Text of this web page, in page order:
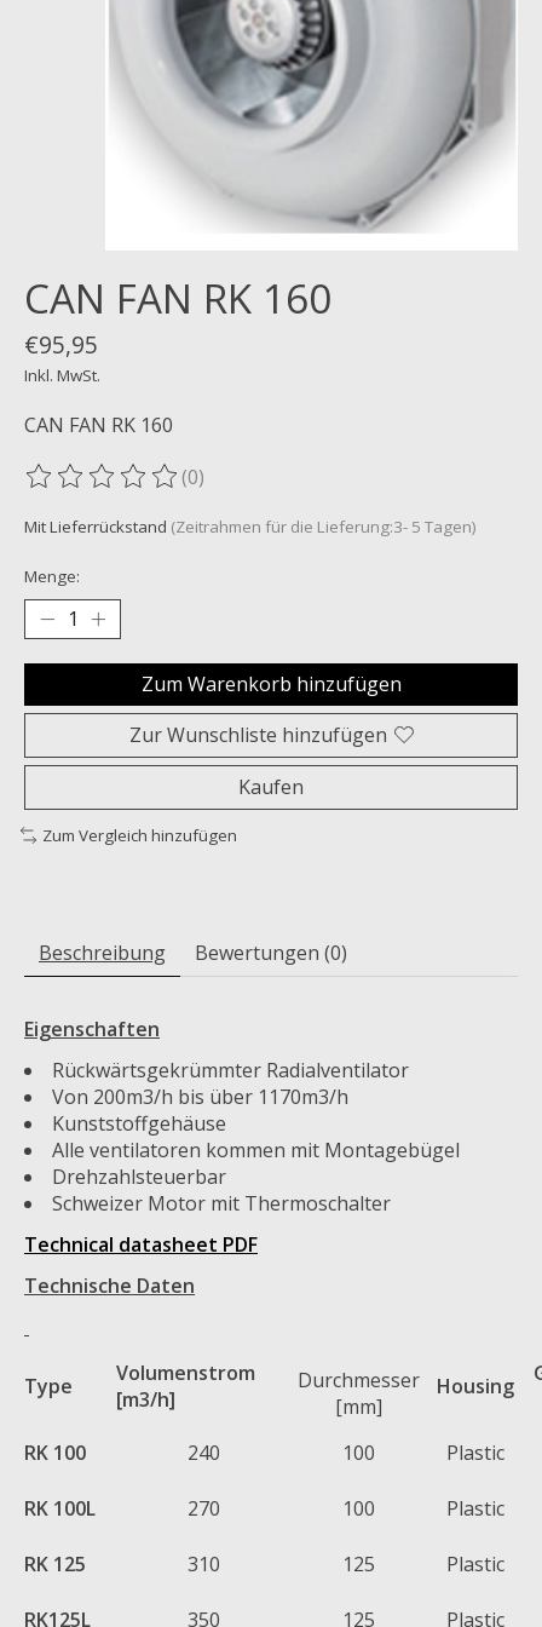
CAN FAN RK 160
€95,95
Inkl. MwSt.
CAN FAN RK 160
Die Bewertung dieses Produkts ist
(0)
Mit Lieferrückstand (Zeitrahmen für die Lieferung:3- 5 Tagen)
Menge:
Zum Warenkorb hinzufügen
Zur Wunschliste hinzufügen
Kaufen
Zum Vergleich hinzufügen
Beschreibung Bewertungen (0)
Eigenschaften
Rückwärtsgekrümmter Radialventilator
Von 200m3/h bis über 1170m3/h
Kunststoffgehäuse
Alle ventilatoren kommen mit Montagebügel
Drehzahlsteuerbar
Schweizer Motor mit Thermoschalter
Technical datasheet PDF
Technische Daten
Type
Volumenstrom
[m3/h]
Durchmesser
[mm]
Housing
RK 100 240 100 Plastic
RK 100L 270 100 Plastic
RK 125 310 125 Plastic
RK125L 350 125 Plastic